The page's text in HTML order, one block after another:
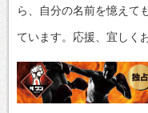
ら、自分の名前を憶えて
ています。応援、宜しく